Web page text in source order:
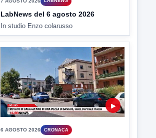
▶
LABNEWS
LabNews del 6 agosto 2026
In studio Enzo colarusso